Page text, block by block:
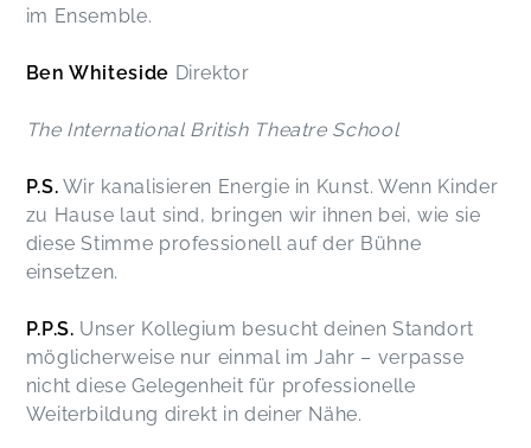
im Ensemble.
Ben Whiteside Direktor
The International British Theatre School
P.S. Wir kanalisieren Energie in Kunst. Wenn Kinder
zu Hause laut sind, bringen wir ihnen bei, wie sie
diese Stimme professionell auf der Bühne
einsetzen.
P.P.S. Unser Kollegium besucht deinen Standort
möglicherweise nur einmal im Jahr – verpasse
nicht diese Gelegenheit für professionelle
Weiterbildung direkt in deiner Nähe.